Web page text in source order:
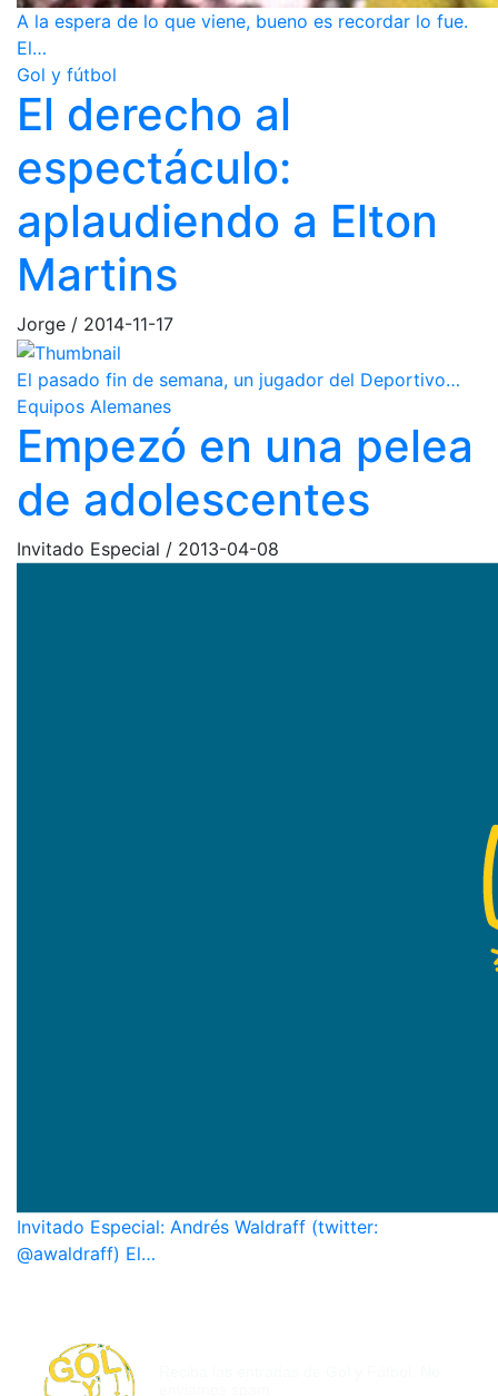
A la espera de lo que viene, bueno es recordar lo fue.
El…
Gol y fútbol
El derecho al
espectáculo:
aplaudiendo a Elton
Martins
Jorge / 2014-11-17
El pasado fin de semana, un jugador del Deportivo…
Equipos Alemanes
Empezó en una pelea
de adolescentes
Invitado Especial / 2013-04-08
Invitado Especial: Andrés Waldraff (twitter:
@awaldraff) El…